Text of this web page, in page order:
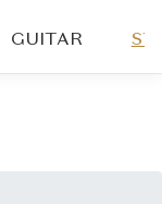
GUITAR